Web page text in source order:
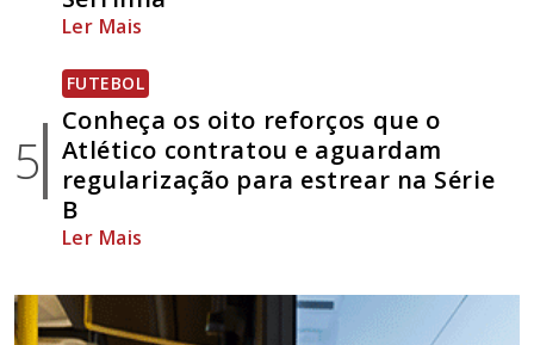
Ler Mais
5
FUTEBOL
Conheça os oito reforços que o
Atlético contratou e aguardam
regularização para estrear na Série
B
Ler Mais